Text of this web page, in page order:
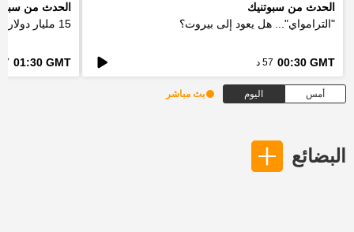
الحدث من سبوتنيك
"الترامواي"... هل يعود إلى بيروت؟
00:30 GMT 57 د
الحدث من
15 مليار دولار... كيف ستعالج اوروبا فاتورة الحرائق؟
01:30 GMT
57
أمس اليوم بث مباشر
البضائع